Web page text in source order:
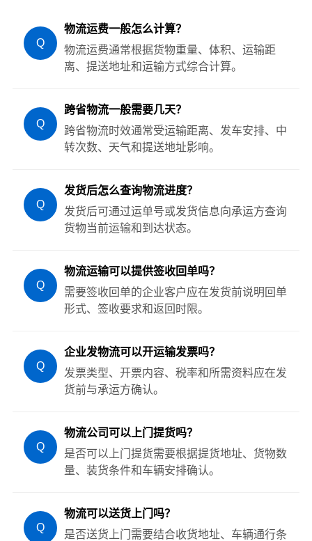
Q
物流运费一般怎么计算？
物流运费通常根据货物重量、体积、运输距
离、提送地址和运输方式综合计算。
Q
跨省物流一般需要几天？
跨省物流时效通常受运输距离、发车安排、中
转次数、天气和提送地址影响。
Q
发货后怎么查询物流进度？
发货后可通过运单号或发货信息向承运方查询
货物当前运输和到达状态。
Q
物流运输可以提供签收回单吗？
需要签收回单的企业客户应在发货前说明回单
形式、签收要求和返回时限。
Q
企业发物流可以开运输发票吗？
发票类型、开票内容、税率和所需资料应在发
货前与承运方确认。
Q
物流公司可以上门提货吗？
是否可以上门提货需要根据提货地址、货物数
量、装货条件和车辆安排确认。
Q
物流可以送货上门吗？
是否送货上门需要结合收货地址、车辆通行条